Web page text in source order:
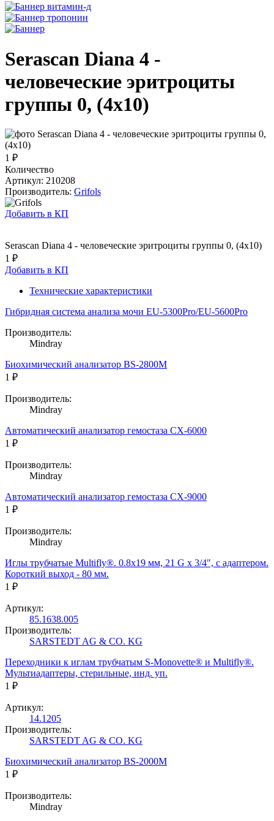
Serascan Diana 4 -
человеческие эритроциты
группы 0, (4х10)
1 ₽
Количество
Артикул: 210208
Производитель: Grifols
Добавить в КП
Serascan Diana 4 - человеческие эритроциты группы 0, (4х10)
1 ₽
Добавить в КП
Технические характеристики
Гибридная система анализа мочи EU-5300Pro/EU-5600Pro
Производитель:
Mindray
Биохимический анализатор BS-2800M
1 ₽
Производитель:
Mindray
Автоматический анализатор гемостаза CX-6000
1 ₽
Производитель:
Mindray
Автоматический анализатор гемостаза CX-9000
1 ₽
Производитель:
Mindray
Иглы трубчатые Multifly®. 0.8х19 мм, 21 G x 3/4", с адаптером.
Короткий выход - 80 мм.
1 ₽
Артикул:
85.1638.005
Производитель:
SARSTEDT AG & CO. KG
Переходники к иглам трубчатым S-Monovette® и Multifly®.
Мультиадаптеры, стерильные, инд. уп.
1 ₽
Артикул:
14.1205
Производитель:
SARSTEDT AG & CO. KG
Биохимический анализатор BS-2000M
1 ₽
Производитель:
Mindray